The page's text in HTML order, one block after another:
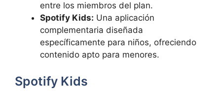
entre los miembros del plan.
Spotify Kids: Una aplicación
complementaria diseñada
específicamente para niños, ofreciendo
contenido apto para menores.
Spotify Kids